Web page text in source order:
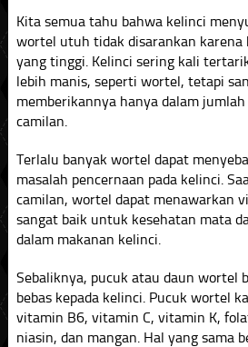
Kita semua tahu bahwa kelinci
wortel utuh tidak disarankan karena
yang tinggi. Kelinci sering kali
lebih manis, seperti wortel, tetapi
memberikannya hanya dalam jumlah
camilan.
Terlalu banyak wortel dapat
masalah pencernaan pada kelinci.
camilan, wortel dapat menawarkan
sangat baik untuk kesehatan mata
dalam makanan kelinci.
Sebaliknya, pucuk atau daun wortel
bebas kepada kelinci. Pucuk wortel
vitamin B6, vitamin C, vitamin K,
niasin, dan mangan. Hal yang sama